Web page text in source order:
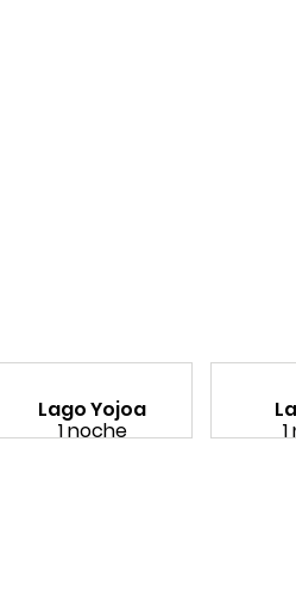
Lago Yojoa
1 noche